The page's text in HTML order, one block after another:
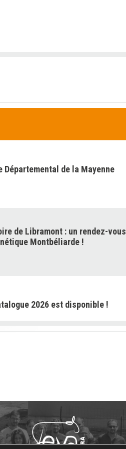
Départemental de la Mayenne
de Libramont : un rendez-vous
Montbéliarde !
2026 est disponible !
JB « TOUJOURS PLUS HAUT ! »